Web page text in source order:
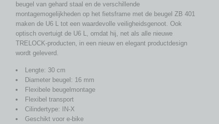
beugel van gehard staal en de verschillende
montagemogelijkheden op het fietsframe met de beugel ZB 401
maken de U6 L tot een waardevolle veiligheidsgenoot. Ook
optisch overtuigt de U6 L, omdat hij, net als alle nieuwe
TRELOCK-producten, in een nieuw en elegant productdesign
wordt geleverd.
Lengte: 30 cm
Diameter beugel: 16 mm
Flexibele beugelmontage
Flexibel transport
Cilindertype: IN-X
Geschikt voor e-bike